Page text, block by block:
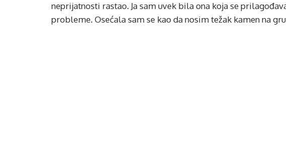
neprijatnosti rastao. Ja sam uvek bila ona koja se
probleme. Osećala sam se kao da nosim težak kamen na